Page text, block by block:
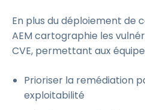
En plus du déploiement de
AEM cartographie les
CVE, permettant aux
Prioriser la remédiation
exploitabilité